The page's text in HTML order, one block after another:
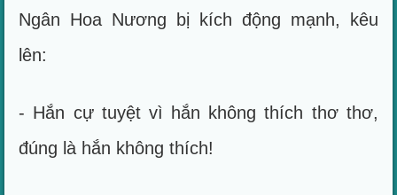
Ngân Hoa Nương bị kích động mạnh, kêu
lên:
- Hắn cự tuyệt vì hắn không thích thơ thơ,
đúng là hắn không thích!